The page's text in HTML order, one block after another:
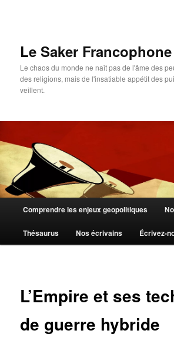
Le Saker Francophone
Le chaos du monde ne naît pas de l'âme des
des religions, mais de l'insatiable appétit des
veillent.
principal
Comprendre les enjeux geopolitiques
Thésaurus Nos écrivains Écrivez-
L’Empire et ses
de guerre hybride